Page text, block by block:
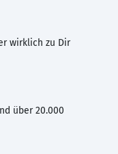
wirklich zu Dir
über 20.000